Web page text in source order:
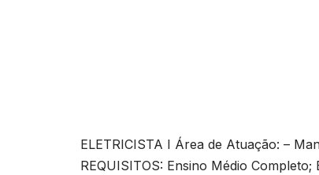
ELETRICISTA I Área de Atuação: –
REQUISITOS: Ensino Médio